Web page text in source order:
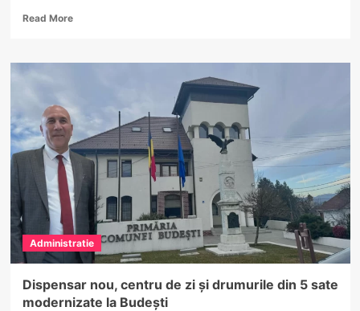
Read MoreRead
Administrație
Pescena.
Primarul
Ion
Vasile
implementează
noi
proiecte
Administratie
Dispensar nou, centru de zi și drumurile din 5 sate
modernizate la Budești